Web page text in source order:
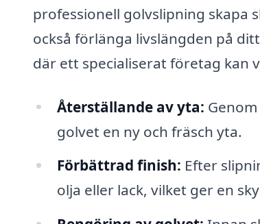
professionell golvslipning skapa
också förlänga livslängden på
där ett specialiserat företag kan
Återställande av yta:
golvet en ny och fräsch yta.
Förbättrad finish: Efter
olja eller lack, vilket ger en